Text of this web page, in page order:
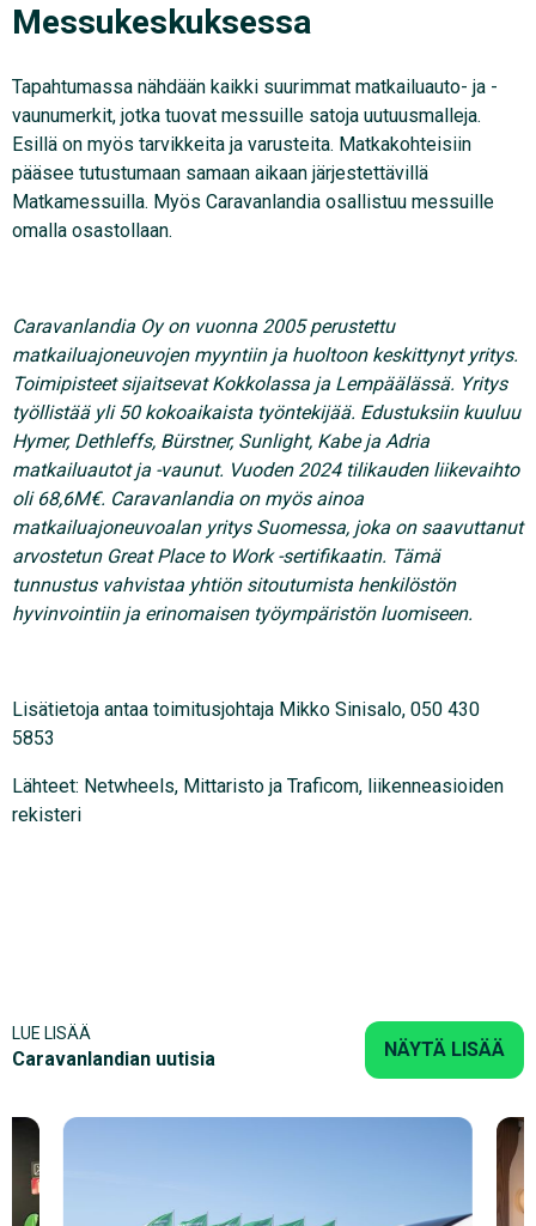
Messukeskuksessa
Tapahtumassa nähdään kaikki suurimmat matkailuauto- ja -
vaunumerkit, jotka tuovat messuille satoja uutuusmalleja.
Esillä on myös tarvikkeita ja varusteita. Matkakohteisiin
pääsee tutustumaan samaan aikaan järjestettävillä
Matkamessuilla. Myös Caravanlandia osallistuu messuille
omalla osastollaan.
Caravanlandia Oy on vuonna 2005 perustettu
matkailuajoneuvojen myyntiin ja huoltoon keskittynyt yritys.
Toimipisteet sijaitsevat Kokkolassa ja Lempäälässä. Yritys
työllistää yli 50 kokoaikaista työntekijää. Edustuksiin kuuluu
Hymer, Dethleffs, Bürstner, Sunlight, Kabe ja Adria
matkailuautot ja -vaunut. Vuoden 2024 tilikauden liikevaihto
oli 68,6M€. Caravanlandia on myös ainoa
matkailuajoneuvoalan yritys Suomessa, joka on saavuttanut
arvostetun Great Place to Work -sertifikaatin. Tämä
tunnustus vahvistaa yhtiön sitoutumista henkilöstön
hyvinvointiin ja erinomaisen työympäristön luomiseen.
Lisätietoja antaa toimitusjohtaja Mikko Sinisalo, 050 430
5853
Lähteet: Netwheels, Mittaristo ja Traficom, liikenneasioiden
rekisteri
LUE LISÄÄ
Caravanlandian uutisia NÄYTÄ LISÄÄ